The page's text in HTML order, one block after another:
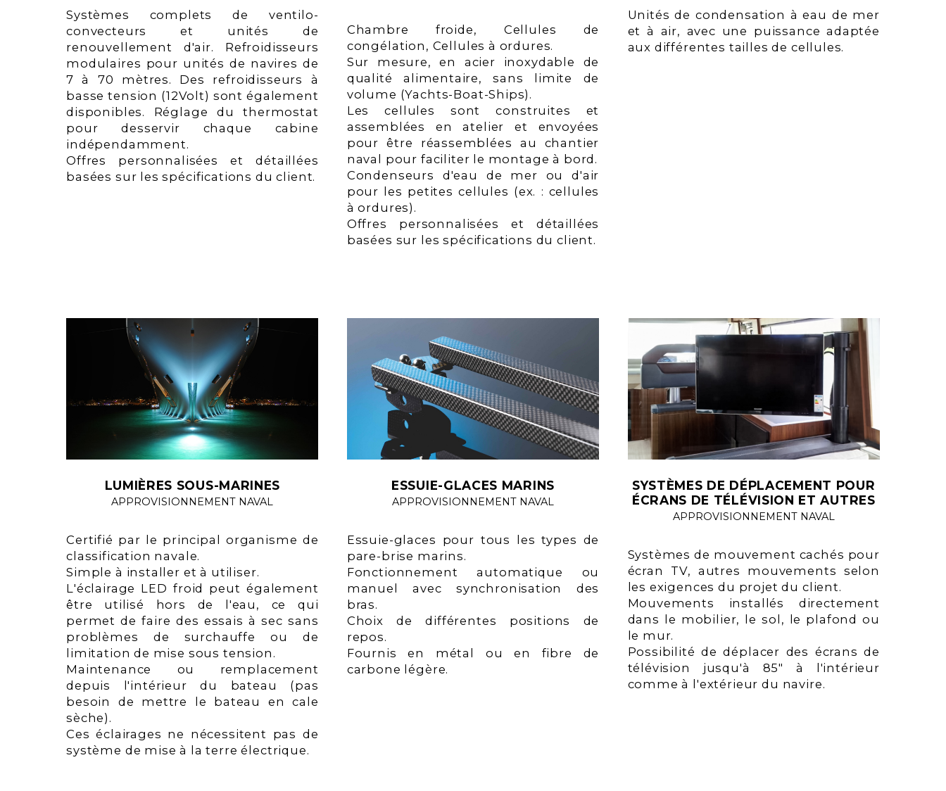
Systèmes complets de ventilo-
convecteurs et unités de
renouvellement d'air. Refroidisseurs
modulaires pour unités de navires de
7 à 70 mètres. Des refroidisseurs à
basse tension (12Volt) sont également
disponibles. Réglage du thermostat
pour desservir chaque cabine
indépendamment.
Offres personnalisées et détaillées
basées sur les spécifications du client.
Chambre froide, Cellules de
congélation, Cellules à ordures.
Sur mesure, en acier inoxydable de
qualité alimentaire, sans limite de
volume (Yachts-Boat-Ships).
Les cellules sont construites et
assemblées en atelier et envoyées
pour être réassemblées au chantier
naval pour faciliter le montage à bord.
Condenseurs d'eau de mer ou d'air
pour les petites cellules (ex. : cellules
à ordures).
Offres personnalisées et détaillées
basées sur les spécifications du client.
Unités de condensation à eau de mer
et à air, avec une puissance adaptée
aux différentes tailles de cellules.
LUMIÈRES SOUS-MARINES
APPROVISIONNEMENT NAVAL
Certifié par le principal organisme de
classification navale.
Simple à installer et à utiliser.
L'éclairage LED froid peut également
être utilisé hors de l'eau, ce qui
permet de faire des essais à sec sans
problèmes de surchauffe ou de
limitation de mise sous tension.
Maintenance ou remplacement
depuis l'intérieur du bateau (pas
besoin de mettre le bateau en cale
sèche).
Ces éclairages ne nécessitent pas de
système de mise à la terre électrique.
ESSUIE-GLACES MARINS
APPROVISIONNEMENT NAVAL
Essuie-glaces pour tous les types de
pare-brise marins.
Fonctionnement automatique ou
manuel avec synchronisation des
bras.
Choix de différentes positions de
repos.
Fournis en métal ou en fibre de
carbone légère.
SYSTÈMES DE DÉPLACEMENT POUR
ÉCRANS DE TÉLÉVISION ET AUTRES
APPROVISIONNEMENT NAVAL
Systèmes de mouvement cachés pour
écran TV, autres mouvements selon
les exigences du projet du client.
Mouvements installés directement
dans le mobilier, le sol, le plafond ou
le mur.
Possibilité de déplacer des écrans de
télévision jusqu'à 85" à l'intérieur
comme à l'extérieur du navire.